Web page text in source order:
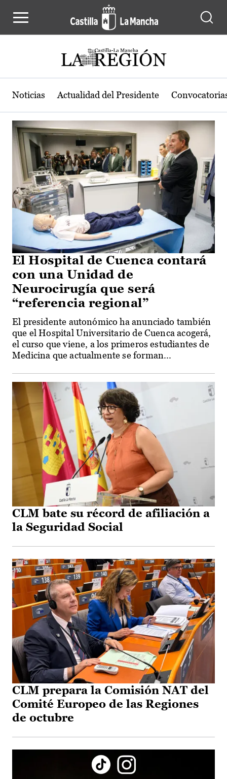
Actualidad de la región de Castilla-
Noticias Actualidad del Presidente
El Hospital de Cuenca contará
con una Unidad de
Neurocirugía que será
“referencia regional”
El presidente autonómico ha anunciado también
que el Hospital Universitario de Cuenca acogerá,
el curso que viene, a los primeros estudiantes de
Medicina que actualmente se forman...
CLM bate su récord de afiliación a
la Seguridad Social
CLM prepara la Comisión NAT del
Comité Europeo de las Regiones
de octubre